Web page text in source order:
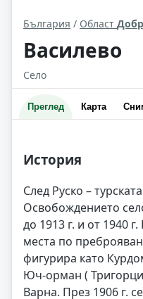
България / Област
Василево
Село
Преглед Карта
История
След Руско –
Освобождението
до 1913 г. и от 1940
места по
фигурира като
Юч-орман (
Варна. През 1906 г.